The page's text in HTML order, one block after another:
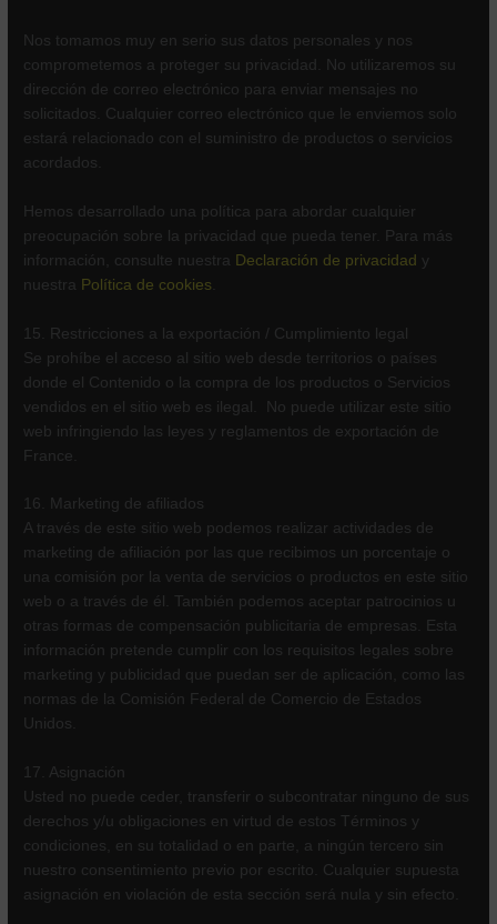
Nos tomamos muy en serio sus datos personales y nos
comprometemos a proteger su privacidad. No utilizaremos su
dirección de correo electrónico para enviar mensajes no
solicitados. Cualquier correo electrónico que le enviemos solo
estará relacionado con el suministro de productos o servicios
acordados.
Hemos desarrollado una política para abordar cualquier
preocupación sobre la privacidad que pueda tener. Para más
información, consulte nuestra Declaración de privacidad y
nuestra Política de cookies
15. Restricciones a la exportación / Cumplimiento legal
Se prohíbe el acceso al sitio web desde territorios o países
donde el Contenido o la compra de los productos o Servicios
vendidos en el sitio web es ilegal. No puede utilizar este sitio
web infringiendo las leyes y reglamentos de exportación de
France.
16. Marketing de afiliados
A través de este sitio web podemos realizar actividades de
marketing de afiliación por las que recibimos un porcentaje o
una comisión por la venta de servicios o productos en este sitio
web o a través de él. También podemos aceptar patrocinios u
otras formas de compensación publicitaria de empresas. Esta
información pretende cumplir con los requisitos legales sobre
marketing y publicidad que puedan ser de aplicación, como las
normas de la Comisión Federal de Comercio de Estados
Unidos.
17. Asignación
Usted no puede ceder, transferir o subcontratar ninguno de sus
derechos y/u obligaciones en virtud de estos Términos y
condiciones, en su totalidad o en parte, a ningún tercero sin
nuestro consentimiento previo por escrito. Cualquier supuesta
asignación en violación de esta sección será nula y sin efecto.